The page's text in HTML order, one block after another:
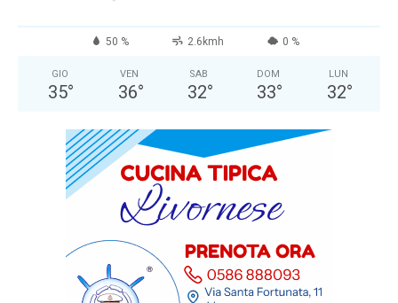
50 % 2.6kmh 0 %
GIO
35°
VEN
36°
SAB
32°
DOM
33°
LUN
32°